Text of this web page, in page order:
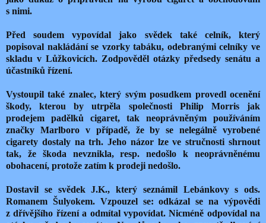
s nimi.
Před soudem vypovídal jako svědek také celník, který
popisoval nakládání se vzorky tabáku, odebranými celníky ve
skladu v Lůžkovicích. Zodpověděl otázky předsedy senátu a
účastníků řízení.
Vystoupil také znalec, který svým posudkem provedl ocenění
škody, kterou by utrpěla společnosti Philip Morris jak
prodejem padělků cigaret, tak neoprávněným používáním
značky Marlboro v případě, že by se nelegálně vyrobené
cigarety dostaly na trh. Jeho názor lze ve stručnosti shrnout
tak, že škoda nevznikla, resp. nedošlo k neoprávněnému
obohacení, protože zatím k prodeji nedošlo.
Dostavil se svědek J.K., který seznámil Lebánkovy s ods.
Romanem Šulyokem. Vzpouzel se: odkázal se na výpovědi
z dřívějšího řízení a odmítal vypovídat. Nicméně odpovídal na